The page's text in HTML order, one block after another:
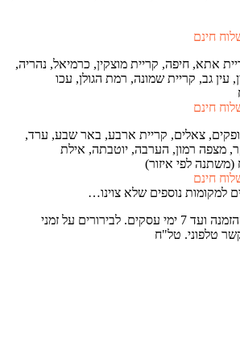
אתא, חיפה, קריית מוצקין, כרמיאל, נהריה,
עין גב, קריית שמונה, רמת הגולן, עכו
צאלים, קריית ארבע, באר שבע, ערד,
מצפה רמון, הערבה, יוטבתה, אילת
למקומות נוספים שלא צוינו…
זמן המשלוח החל מיום ההזמנה ועד 7 ימי עסקים. לבירורים על זמני
טלפוני. טל"ח